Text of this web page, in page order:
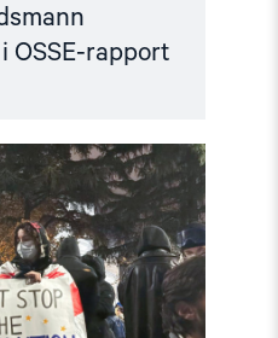
OSSE-rapport
Read
article
"Krever
internasjonal
etterforskning
av
menneskerettighetsbrudd
Georgia"